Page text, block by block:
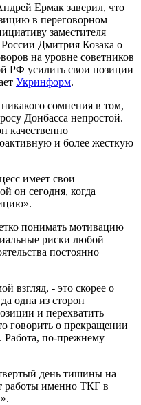
Ермак заверил, что
в переговорном
заместителя
Дмитрия Козака о
на уровне советников
РФ усилить свои позиции
Укринформ.
сомнения в том,
Донбасса непростой.
качественно
и более жесткую
имеет свои
он сегодня, когда
понимать мотивацию
риски любой
постоянно
взгляд, - это скорее о
одна из сторон
и перехватить
говорить о прекращении
Работа, по-прежнему
день тишины на
работы именно ТКГ в